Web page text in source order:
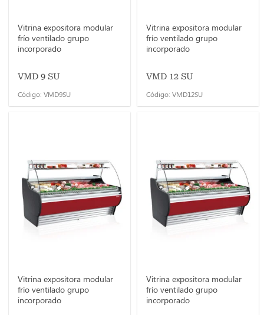
Vitrina expositora modular
frío ventilado grupo
incorporado
VMD 9 SU
Código: VMD9SU
Vitrina expositora modular
frío ventilado grupo
incorporado
VMD 12 SU
Código: VMD12SU
Vitrina expositora modular
frío ventilado grupo
incorporado
Vitrina expositora modular
frío ventilado grupo
incorporado